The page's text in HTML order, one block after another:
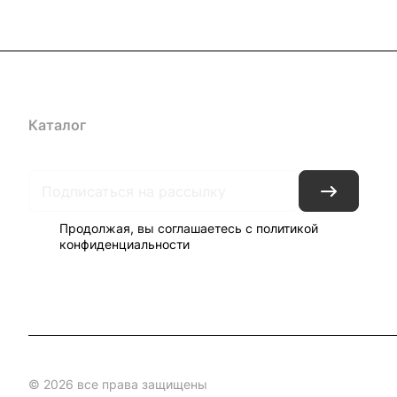
Каталог
Продолжая, вы соглашаетесь с политикой
конфиденциальности
© 2026 все права защищены